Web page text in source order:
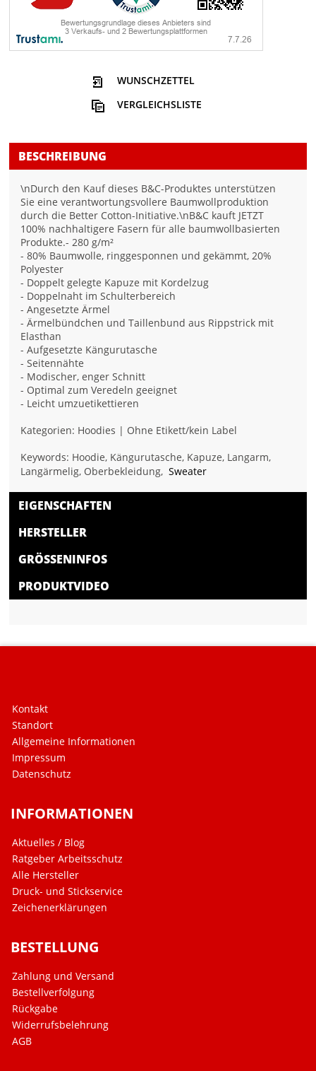
WUNSCHZETTEL
VERGLEICHSLISTE
BESCHREIBUNG
\nDurch den Kauf dieses B&C-Produktes unterstützen
Sie eine verantwortungsvollere Baumwollproduktion
durch die Better Cotton-Initiative.\nB&C kauft JETZT
100% nachhaltigere Fasern für alle baumwollbasierten
Produkte.- 280 g/m²
- 80% Baumwolle, ringgesponnen und gekämmt, 20%
Polyester
- Doppelt gelegte Kapuze mit Kordelzug
- Doppelnaht im Schulterbereich
- Angesetzte Ärmel
- Ärmelbündchen und Taillenbund aus Rippstrick mit
Elasthan
- Aufgesetzte Kängurutasche
- Seitennähte
- Modischer, enger Schnitt
- Optimal zum Veredeln geeignet
- Leicht umzuetikettieren
Kategorien: Hoodies | Ohne Etikett/kein Label
Keywords: Hoodie, Kängurutasche, Kapuze, Langarm,
Langärmelig, Oberbekleidung, Sweater
EIGENSCHAFTEN
HERSTELLER
GRÖSSENINFOS
PRODUKTVIDEO
Kontakt
Standort
Allgemeine Informationen
Impressum
Datenschutz
INFORMATIONEN
Aktuelles / Blog
Ratgeber Arbeitsschutz
Alle Hersteller
Druck- und Stickservice
Zeichenerklärungen
BESTELLUNG
Zahlung und Versand
Bestellverfolgung
Rückgabe
Widerrufsbelehrung
AGB